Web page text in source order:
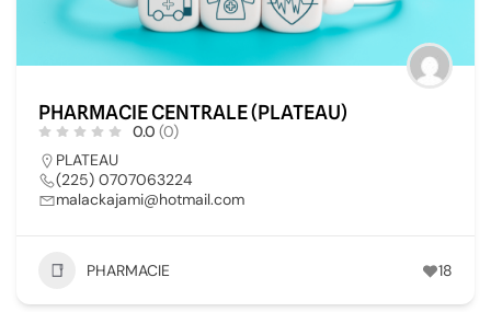
PHARMACIE CENTRALE (PLATEAU)
0.0 (0)
PLATEAU
(225) 0707063224
malackajami@hotmail.com
PHARMACIE 18